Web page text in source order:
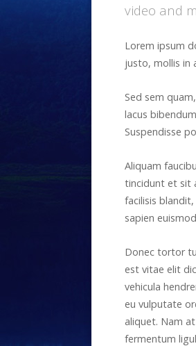
video and
Lorem ipsum
justo, mollis in
Sed sem
lacus
Suspendisse
Aliquam
tincidunt et sit
facilisis
sapien
Donec tortor
est vitae elit
vehicula
eu vulputate
aliquet. Nam
fermentum